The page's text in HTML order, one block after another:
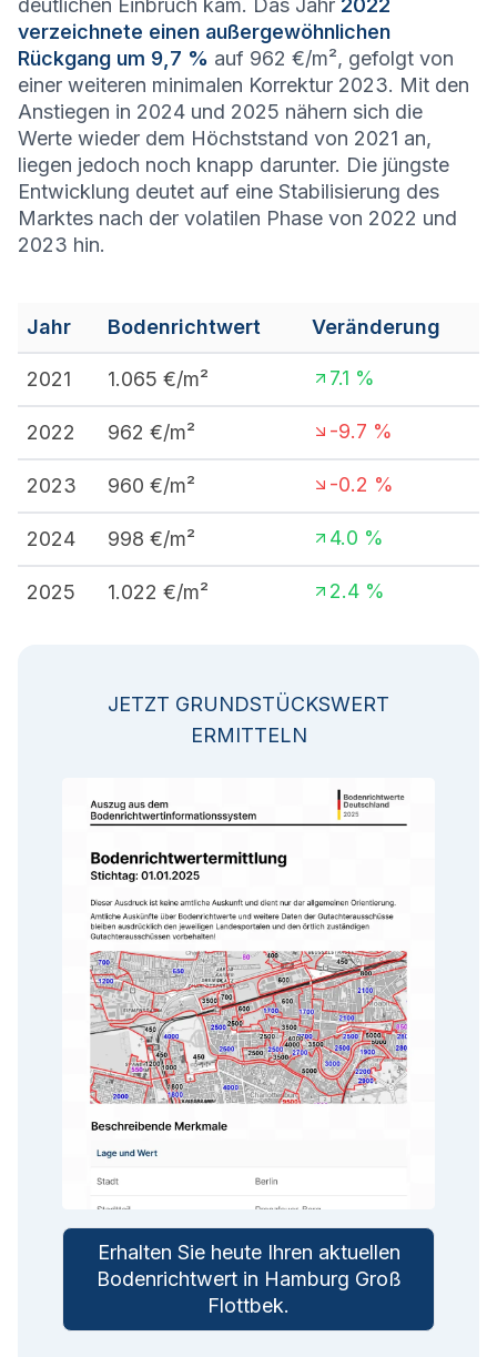
deutlichen Einbruch kam. Das Jahr 2022
verzeichnete einen außergewöhnlichen
Rückgang um 9,7 % auf 962 €/m², gefolgt von
einer weiteren minimalen Korrektur 2023. Mit den
Anstiegen in 2024 und 2025 nähern sich die
Werte wieder dem Höchststand von 2021 an,
liegen jedoch noch knapp darunter. Die jüngste
Entwicklung deutet auf eine Stabilisierung des
Marktes nach der volatilen Phase von 2022 und
2023 hin.
Jahr Bodenrichtwert Veränderung
2021 1.065 €/m² 7.1 %
2022 962 €/m² -9.7 %
2023 960 €/m² -0.2 %
2024 998 €/m² 4.0 %
2025 1.022 €/m² 2.4 %
JETZT GRUNDSTÜCKSWERT
ERMITTELN
Erhalten Sie heute Ihren aktuellen
Bodenrichtwert in Hamburg Groß
Flottbek.